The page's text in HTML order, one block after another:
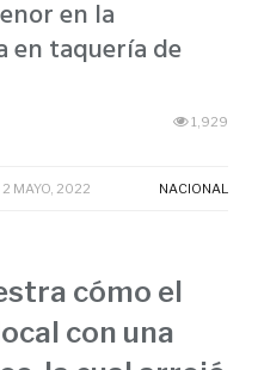
en la
en taquería de
1,929
2 MAYO, 2022 NACIONAL
cómo el
con una